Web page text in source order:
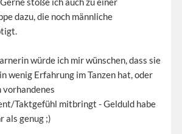
dazu, die noch männliche
würde ich mir wünschen, dass sie
wenig Erfahrung im Tanzen hat, oder
vorhandenes
Taktgefühl mitbringt - Gelduld habe
als genug ;)